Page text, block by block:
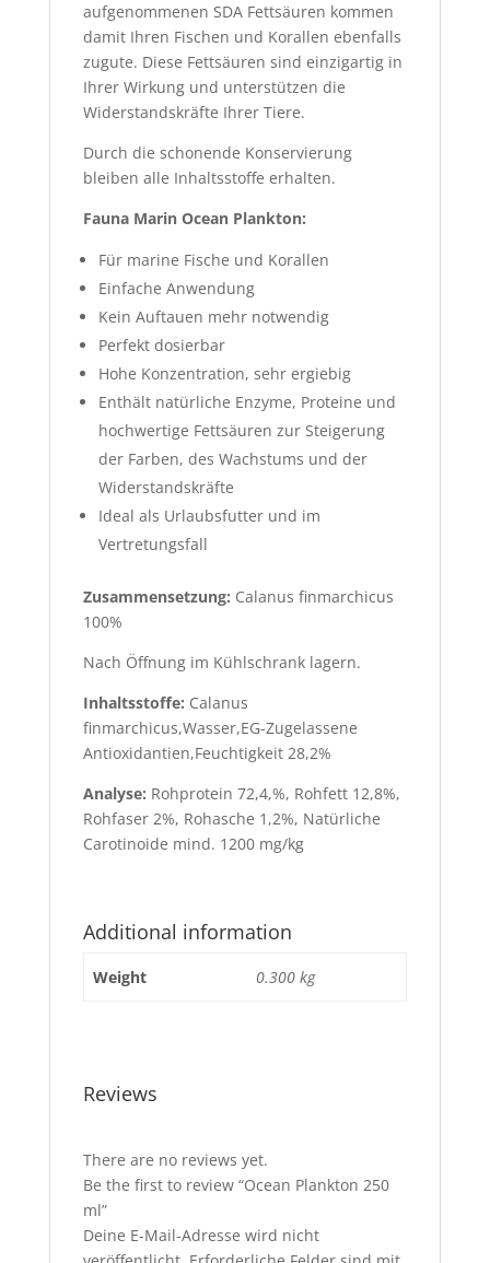
aufgenommenen SDA Fettsäuren kommen
damit Ihren Fischen und Korallen ebenfalls
zugute. Diese Fettsäuren sind einzigartig in
Ihrer Wirkung und unterstützen die
Widerstandskräfte Ihrer Tiere.
Durch die schonende Konservierung
bleiben alle Inhaltsstoffe erhalten.
Fauna Marin Ocean Plankton:
Für marine Fische und Korallen
Einfache Anwendung
Kein Auftauen mehr notwendig
Perfekt dosierbar
Hohe Konzentration, sehr ergiebig
Enthält natürliche Enzyme, Proteine und
hochwertige Fettsäuren zur Steigerung
der Farben, des Wachstums und der
Widerstandskräfte
Ideal als Urlaubsfutter und im
Vertretungsfall
Zusammensetzung: Calanus finmarchicus
100%
Nach Öffnung im Kühlschrank lagern.
Inhaltsstoffe: Calanus
finmarchicus,Wasser,EG-Zugelassene
Antioxidantien,Feuchtigkeit 28,2%
Analyse: Rohprotein 72,4,%, Rohfett 12,8%,
Rohfaser 2%, Rohasche 1,2%, Natürliche
Carotinoide mind. 1200 mg/kg
Additional information
Weight 0.300 kg
Reviews
There are no reviews yet.
Be the first to review “Ocean Plankton 250
ml”
Deine E-Mail-Adresse wird nicht